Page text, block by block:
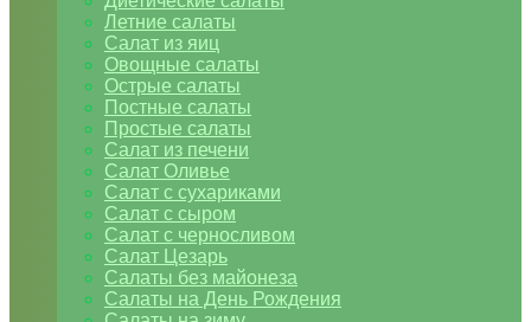
Летние салаты
Салат из яиц
Овощные салаты
Острые салаты
Постные салаты
Простые салаты
Салат из печени
Салат Оливье
Салат с сухариками
Салат с сыром
Салат с черносливом
Салат Цезарь
Салаты без майонеза
Салаты на День Рождения